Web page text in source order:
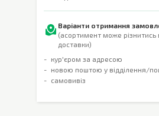
Варіанти отримання
(асортимент може різнитись
доставки)
кур'єром за адресою
новою поштою у відділення/
самовивіз